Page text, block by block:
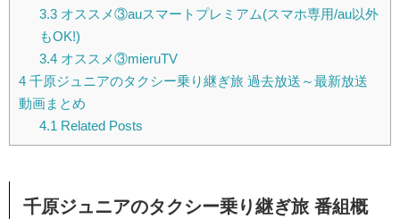
3.3オススメ③auスマートプレミアム(スマホ専用/au以外
もOK!)
3.4オススメ③mieruTV
4 千原ジュニアのタクシー乗り継ぎ旅 過去放送～最新放送
動画まとめ
4.1 Related Posts
千原ジュニアのタクシー乗り継ぎ旅 番組概